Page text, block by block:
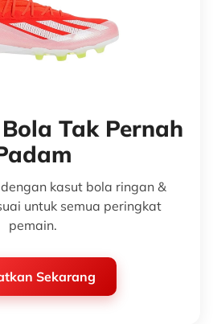
Tak Pernah
kasut bola ringan &
untuk semua peringkat
pemain.
Sekarang